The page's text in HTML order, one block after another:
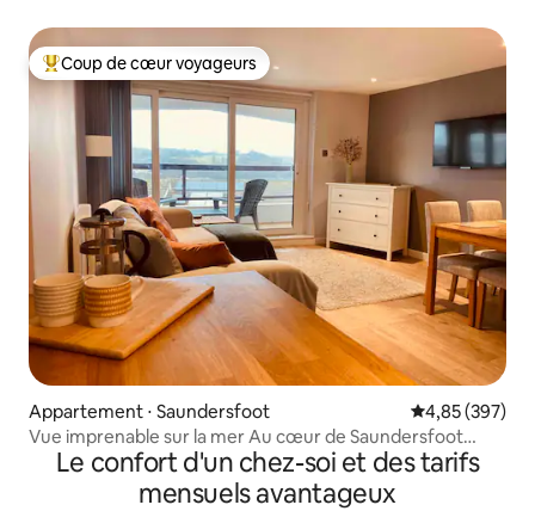
Coups de cœur voyageurs les plus appréciés
Coup de cœur voyageurs
Appartement ⋅ Saundersfoot Évaluation
4,85 (397)
Vue imprenable sur la mer Au cœur de Saundersfoot
ModernApt
Le confort d'un chez-soi et des tarifs
mensuels avantageux